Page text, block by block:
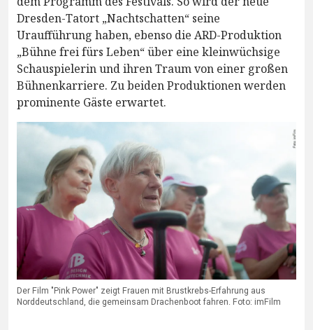
Dresden-Tatort „Nachtschatten“ seine
Uraufführung haben, ebenso die ARD-Produktion
„Bühne frei fürs Leben“ über eine kleinwüchsige
Schauspielerin und ihren Traum von einer großen
Bühnenkarriere. Zu beiden Produktionen werden
prominente Gäste erwartet.
Der Film "Pink Power" zeigt Frauen mit Brustkrebs-Erfahrung aus
Norddeutschland, die gemeinsam Drachenboot fahren. Foto: imFilm